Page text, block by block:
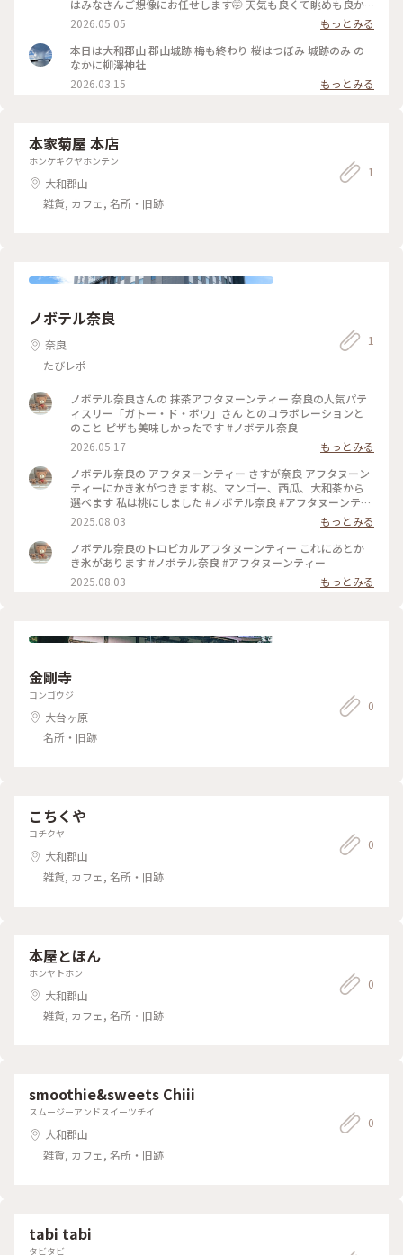
て国を平和にしろって事だ。みんながんばれ」 、 見事に勝利
して一帯を征服✌️✨ 、 畝傍山の麓に都を造り、勅命を出して日
本を建国しました 👨「今日からこの国は日本とします」 、 そ
こがこの橿原神宮⛩️です🇯🇵🇯🇵🇯🇵 この時、今から2685年
前の2月11日だったので2月11日が建国記念日です☺️ 、 イワレ
ヒコさんは皆を集めて勅命を下します 👨「今から勅命だすか
す😊 全世界の人々が家族のように仲良く暮らすという意味☺️
、 それを後世に引き継ぐ為に建国したのが日本という事にな
ります🇯🇵 、 そしてこの国を2685年守り切ってきたわたした
ちの祖先さんがいるという事👴👵わたし達はとても誇り高い民
族なのです☺️ 、 八紘一宇の理念と先祖への感謝を忘れずに日
はみなさんご想像にお任せします🤭 天気も良くて眺めも良か
ったです！ P.S. 家に帰り風呂に入ると僕はメガネ🤓かけてるの
ですが 顔がパンダ🐼になってました！🤣 （日焼けしすぎまし
たw） 現場からは以上です！
2026.05.05
もっとみる
本日は大和郡山 郡山城跡 梅も終わり 桜はつぼみ 城跡のみ の
なかに柳澤神社
2026.03.15
もっとみる
本家菊屋 本店
ホンケキクヤホンテン
大和郡山
雑貨, カフェ, 名所・旧跡
1
ノボテル奈良
奈良
たびレポ
1
ノボテル奈良さんの 抹茶アフタヌーンティー 奈良の人気パテ
ィスリー「ガトー・ド・ボワ」さん とのコラボレーションと
のこと ピザも美味しかったです #ノボテル奈良
2026.05.17
もっとみる
ノボテル奈良の アフタヌーンティー さすが奈良 アフタヌーン
ティーにかき氷がつきます 桃、マンゴー、西瓜、大和茶から
選べます 私は桃にしました #ノボテル奈良 #アフタヌーンティ
ー
2025.08.03
もっとみる
ノボテル奈良のトロピカルアフタヌーンティー これにあとか
き氷があります #ノボテル奈良 #アフタヌーンティー
2025.08.03
もっとみる
金剛寺
コンゴウジ
大台ヶ原
名所・旧跡
0
こちくや
コチクヤ
大和郡山
雑貨, カフェ, 名所・旧跡
0
本屋とほん
ホンヤトホン
大和郡山
雑貨, カフェ, 名所・旧跡
0
smoothie&sweets Chiii
スムージーアンドスイーツチイ
大和郡山
雑貨, カフェ, 名所・旧跡
0
tabi tabi
タビタビ